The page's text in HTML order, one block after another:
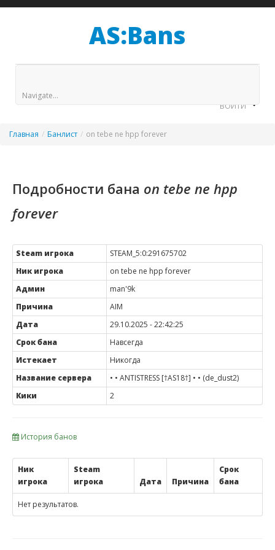
AS:Bans
ВОЙТИ
Navigate...
Главная / Банлист / on tebe ne hpp forever
Подробности бана on tebe ne hpp
forever
Steam игрока
STEAM_5:0:291675702
Ник игрока
on tebe ne hpp forever
Админ
man'9k
Причина
AIM
Дата
29.10.2025 - 22:42:25
Срок бана
Навсегда
Истекает
Никогда
Название сервера
• • ANTISTRESS [†AS18†] • • (de_dust2)
Кики
2
История банов
Ник
игрока
Steam
игрока
Дата Причина
Срок
бана
Нет результатов.